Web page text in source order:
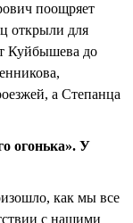
поощряет
открыли для
Куйбышева до
а Степанца
огонька». У
как мы все
с нашими